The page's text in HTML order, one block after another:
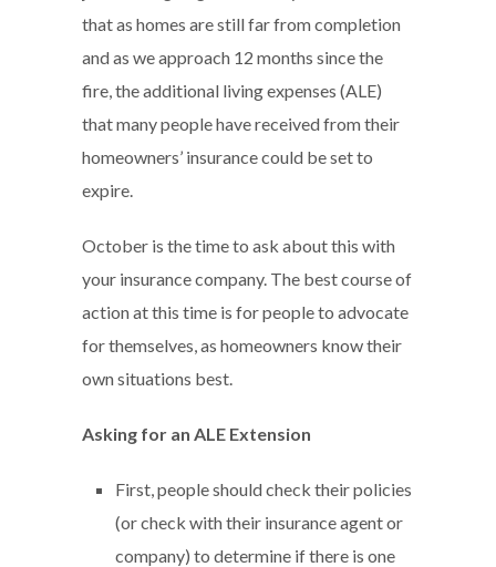
that as homes are still far from completion
and as we approach 12 months since the
fire, the additional living expenses (ALE)
that many people have received from their
homeowners’ insurance could be set to
expire.
October is the time to ask about this with
your insurance company. The best course of
action at this time is for people to advocate
for themselves, as homeowners know their
own situations best.
Asking for an ALE Extension
First, people should check their policies
(or check with their insurance agent or
company) to determine if there is one